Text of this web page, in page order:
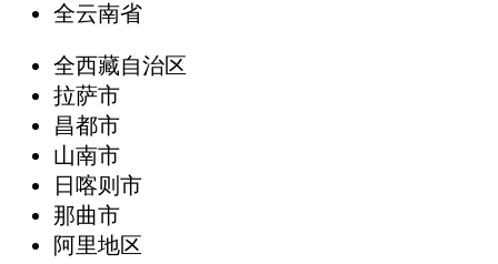
全云南省
全西藏自治区
拉萨市
昌都市
山南市
日喀则市
那曲市
阿里地区